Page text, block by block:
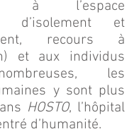
à l’espace
d’isolement et
recours à
et aux individus
les
y sont plus
HOSTO, l’hôpital
d’humanité.